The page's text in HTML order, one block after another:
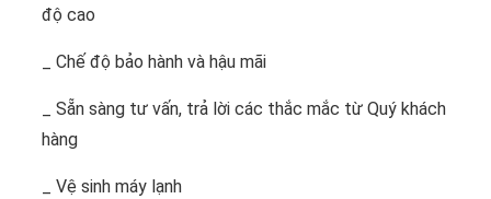
độ cao
_ Chế độ bảo hành và hậu mãi
_ Sẵn sàng tư vấn, trả lời các thắc mắc từ Quý khách
hàng
_ Vệ sinh máy lạnh